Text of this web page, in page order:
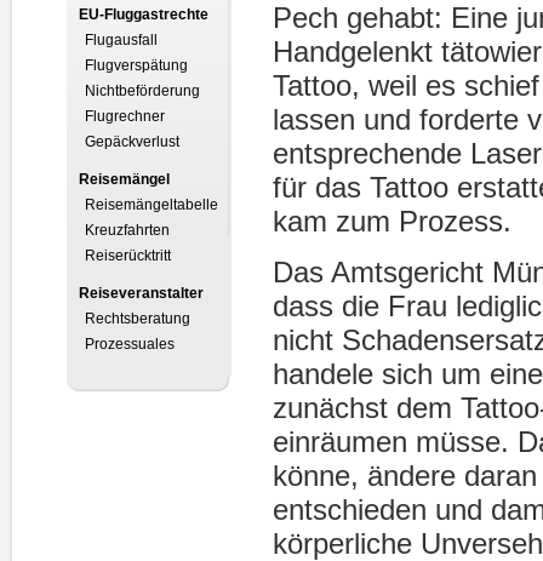
Pech gehabt: Eine
Handgelenkt
Tattoo, weil es
lassen und forderte
entsprechende
für das Tattoo
kam zum Prozess.
Das Amtsgericht
dass die Frau
nicht
handele sich um
zunächst dem
einräumen müsse.
könne, ändere
entschieden und
körperliche
EU-Fluggastrechte
Flugausfall
Flugverspätung
Nichtbeförderung
Flugrechner
Gepäckverlust
Reisemängel
Reisemängeltabelle
Kreuzfahrten
Reiserücktritt
Reiseveranstalter
Rechtsberatung
Prozessuales